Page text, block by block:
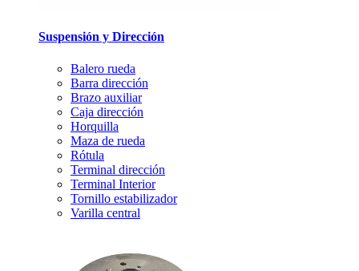
Suspensión y Dirección
Balero rueda
Barra dirección
Brazo auxiliar
Caja dirección
Horquilla
Maza de rueda
Rótula
Terminal dirección
Terminal Interior
Tornillo estabilizador
Varilla central